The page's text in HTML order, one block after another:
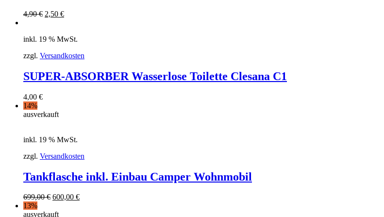
4,90€ 2,50 €
inkl. 19 % MwSt.
zzgl. Versandkosten
SUPER-ABSORBER Wasserlose Toilette Clesana C1
4,00 €
14%
ausverkauft
inkl. 19 % MwSt.
zzgl. Versandkosten
Tankflasche inkl. Einbau Camper Wohnmobil
699,00€ 600,00 €
13%
ausverkauft